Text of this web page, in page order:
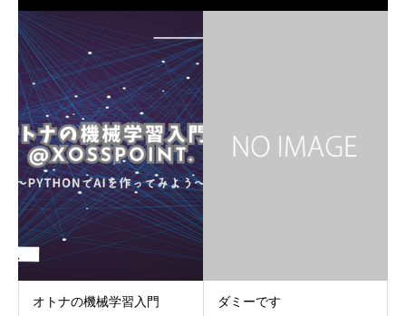
オトナの機械学習入門
ダミーです